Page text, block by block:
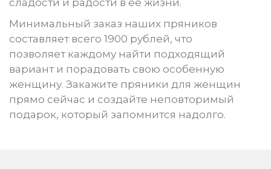
сладости и радости в ее жизни.
Минимальный заказ наших пряников
составляет всего 1900 рублей, что
позволяет каждому найти подходящий
вариант и порадовать свою особенную
женщину. Закажите пряники для женщин
прямо сейчас и создайте неповторимый
подарок, который запомнится надолго.